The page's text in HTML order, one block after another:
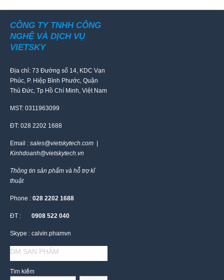
CÔNG TY TNHH CÔNG
NGHỆ VÀ DỊCH VỤ
VIETSKY
Địa chỉ: 73 Đường số 14, KDC Vạn
Phúc, P. Hiệp Bình Phước, Quận
Thủ Đức, Tp Hồ Chí Minh, Việt Nam
MST: 0311963099
ĐT: 028 2202 1688
Email : sales@vietskytech.com |
Kinhdoanh@vietskytech.vn
Thông tin sản phẩm và hỗ trợ kĩ
thuật
Phone : 028 2202 1688
ĐT : 0908 522 040
Skype : calvin.phamvn
DM SAN PHẨM
Tìm kiếm